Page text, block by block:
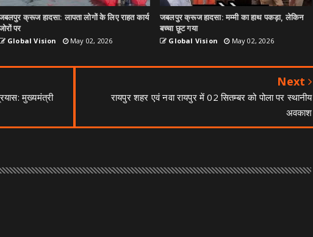
क्रूज हादसा: लापता लोगों के लिए राहत कार्य
पर
Global Vision May 02, 2026
जबलपुर क्रूज हादसा: मम्मी का हाथ पकड़ा, लेकिन
बच्चा छूट गया
Global Vision May 02, 2026
मुख्यमंत्री
Next
रायपुर शहर एवं नवा रायपुर में 02 सितम्बर को पोला पर स्थानीय
अवकाश